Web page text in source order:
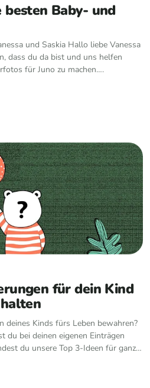
Baby- und
und Saskia Hallo liebe Vanessa
dass du da bist und uns helfen
für Juno zu machen….
für dein Kind
deines Kinds fürs Leben bewahren?
du bei deinen eigenen Einträgen
du unsere Top 3-Ideen für ganz